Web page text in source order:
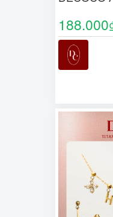
oval khắc
Túi giấy +
188.000